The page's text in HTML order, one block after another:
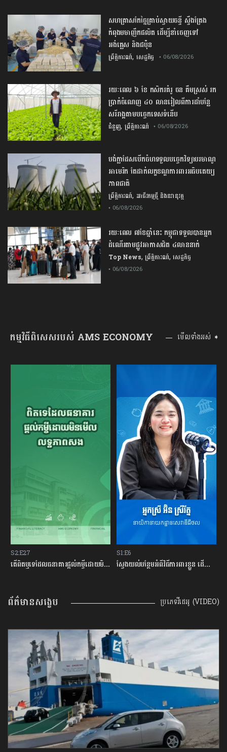
សហគ្រាសកែច្នៃគ្រាប់ស្វាយចន្ទី ស្ទឹងត្រែង
កំពុងមមាញឹកផលិត ដើម្បីនាំចេញទៅ
អង់គ្លេស និងជប៉ុន
ព្រឹត្តិការណ៍, សេដ្ឋកិច្ច • 06/08/2026
រយៈពេល ៦ ខែ កសិករគំរូ ចន គឹមស្រស់ រក
ប្រាក់ចំណេញ ៤០ លានរៀលពីការដាំបន្លែ
សរីរាង្គតាមបច្ចេកទេសទំនើប
ជំនួញ,ព្រឹត្តិការណ៍ • 06/08/2026
បង់ក្លាដែស​បើកចំហ​ទទួល​បច្ចេកវិទ្យា​បរមាណូ​
អាមេរិក​ តែ​ដាក់​លក្ខខណ្ឌ​ការពារ​អធិបតេយ្យ
ភាព​ជាតិ​
ព្រឹត្តិការណ៍, អាជីវកម្មថ្មី និងនវានុវត្ត
• 06/08/2026
រយៈពេល ៧ខែឆ្នាំនេះ កម្ពុជាទទួលបានអ្នក
ដំណើរតាមផ្លូវអាកាសជិត ៤លាននាក់
Top News,ព្រឹត្តិការណ៍,សេដ្ឋកិច្ច
• 06/08/2026
កម្មវិធីពិសេសរបស់ AMS ECONOMY មើលទាំងអស់ ➧
S2:E27
តើពិតឬទេដែលធនាគារផ្ដល់កម្ចីដោយមិនសិក្សាលើលទ្ធភាពសងត្រឡប់?
S1:E6
ស្វែងយល់បន្ថែមអំពីវិធីការពារខ្លួន ដើម្បីជៀសវាងពីការឆបោកតាមបច្ចេកវិទ្យាហិរញ្ញវត្ថុ!
ព័ត៌មានសង្ខេប ប្រភេទវីដេអូ (VIDEO)